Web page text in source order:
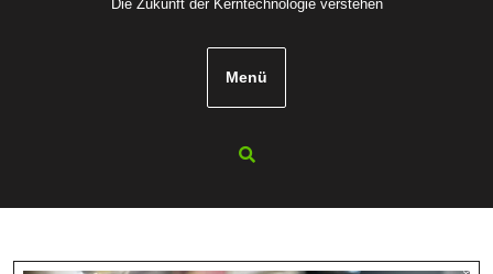
Die Zukunft der Kerntechnologie verstehen
Menü